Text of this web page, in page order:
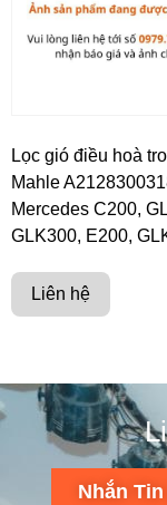
Lọc gió điều hoà
Mahle
Mercedes C200,
GLK300, E200,
Liên hệ
Nhắn